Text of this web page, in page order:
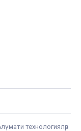
технологияләр